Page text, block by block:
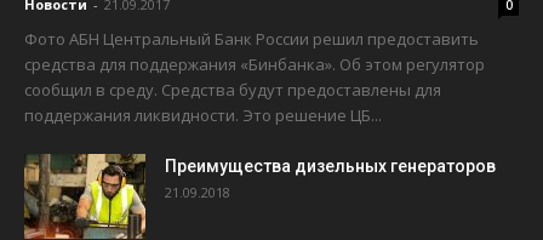
Новости - 21.09.2017 0
Фото АБН Центральный Банк России решил предоставить
средства для поддержания «Бинбанка». Об этом регулятор
сообщил в среду. Средства будут предоставлены для
поддержания ликвидности. Это решение ЦБ...
Преимущества дизельных генераторов
21.09.2018